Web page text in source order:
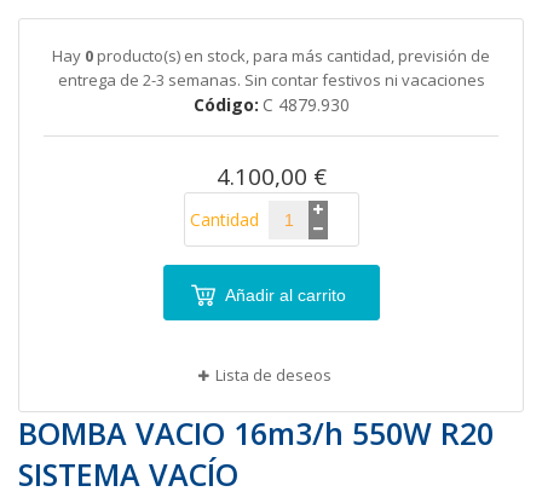
comienzo
galería
imágenes
Hay 0 producto(s) en stock, para más cantidad, previsión de
entrega de 2-3 semanas. Sin contar festivos ni vacaciones
Código C 4879.930
4.100,00 €
Cantidad
Añadir al carrito
Lista de deseos
BOMBA VACIO 16m3/h 550W R20
SISTEMA VACÍO